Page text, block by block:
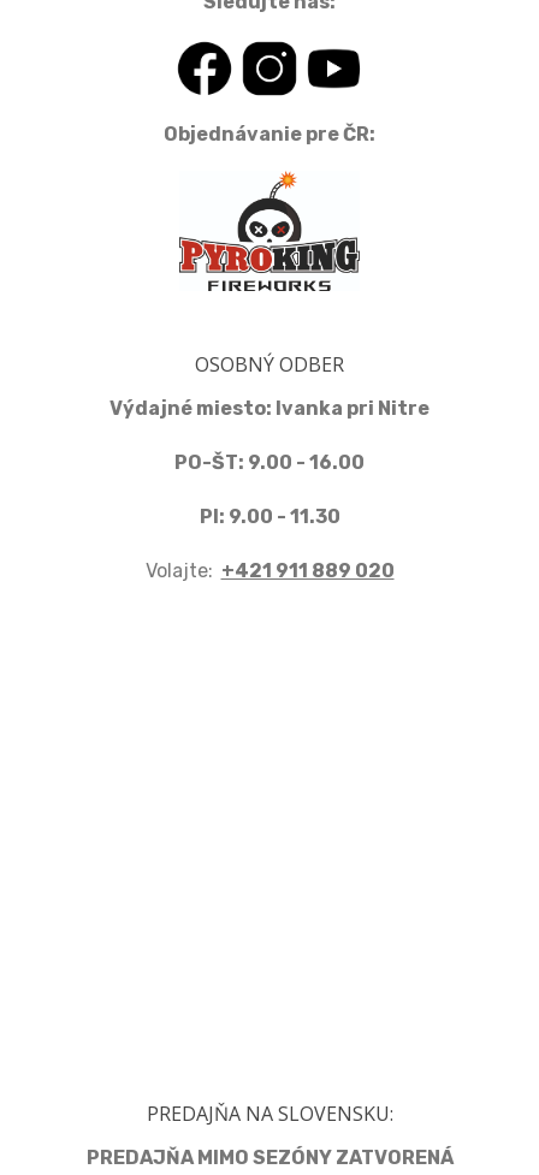
Objednávanie pre ČR:
OSOBNÝ ODBER
Výdajné miesto: Ivanka pri Nitre
PO-ŠT: 9.00 - 16.00
PI: 9.00 - 11.30
Volajte: +421 911 889 020
PREDAJŇA NA SLOVENSKU:
PREDAJŇA MIMO SEZÓNY ZATVORENÁ